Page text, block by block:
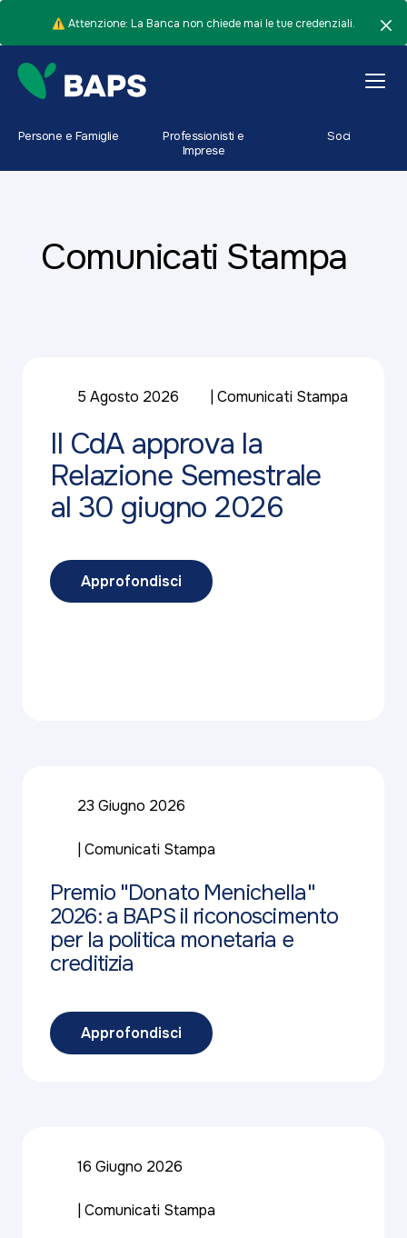
⚠️ Attenzione: La Banca non chiede mai le tue credenziali.
Persone e Famiglie
Professionisti e
Imprese
Soci
Comunicati Stampa
5 Agosto 2026 Comunicati Stampa
Il CdA approva la
Relazione Semestrale
al 30 giugno 2026
Approfondisci
23 Giugno 2026
Comunicati Stampa
Premio "Donato Menichella"
2026: a BAPS il riconoscimento
per la politica monetaria e
creditizia
Approfondisci
16 Giugno 2026
Comunicati Stampa